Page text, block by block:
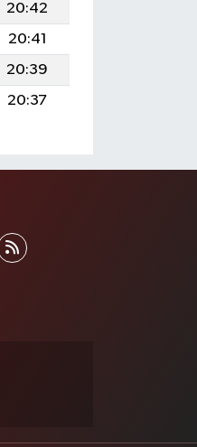
20:42
20:41
20:39
20:37